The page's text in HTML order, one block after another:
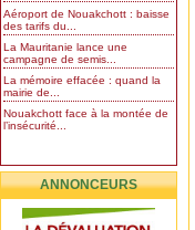
Aéroport de Nouakchott : baisse
des tarifs du...
La Mauritanie lance une
campagne de semis...
La mémoire effacée : quand la
mairie de...
Nouakchott face à la montée de
l’insécurité...
ANNONCEURS